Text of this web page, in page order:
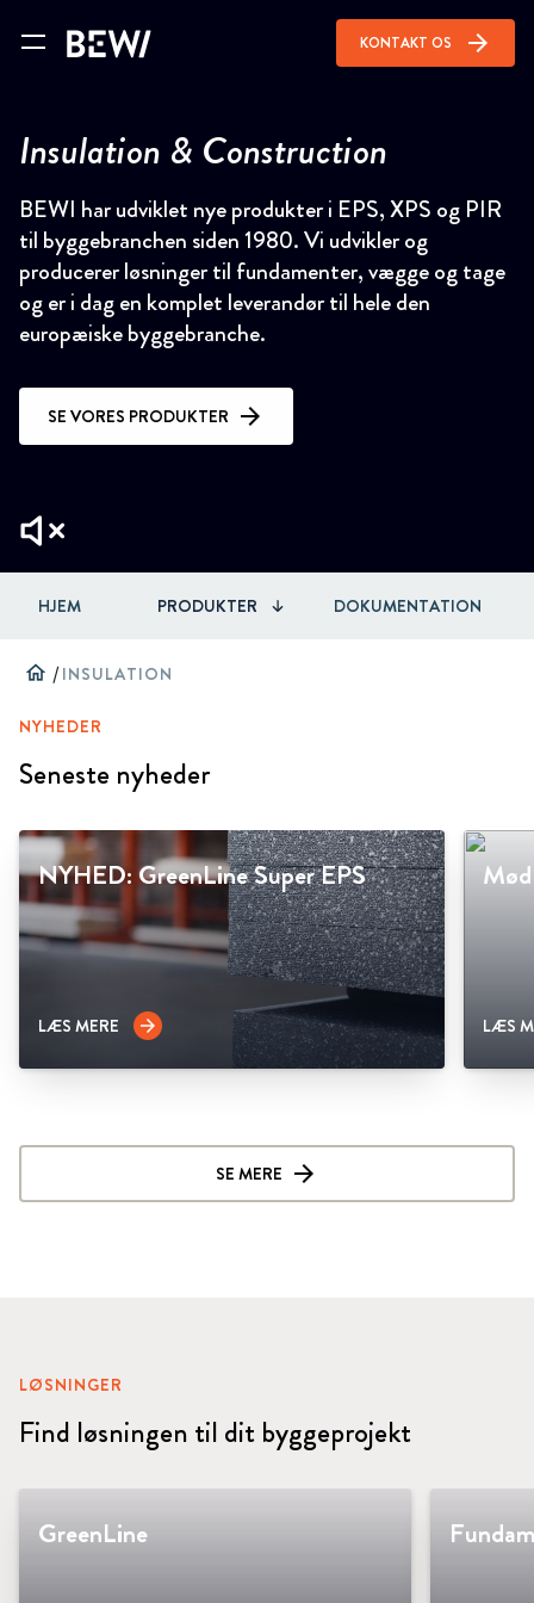
KONTAKT OS arrow_forward
Insulation & Construction
BEWI har udviklet nye produkter i EPS, XPS og PIR
til byggebranchen siden 1980. Vi udvikler og
producerer løsninger til fundamenter, vægge og tage
og er i dag en komplet leverandør til hele den
europæiske byggebranche.
SE VORES PRODUKTER
HJEM PRODUKTER DOKUMENTATION
home /INSULATION
NYHEDER
Seneste nyheder
NYHED: GreenLine Super EPS
LÆS MERE arrow_forward LÆS
SE MERE
LØSNINGER
Find løsningen til dit byggeprojekt
GreenLine